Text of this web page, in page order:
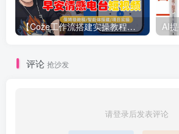
【Coze工作流搭建实操教程】【coze】早安情感电台日签视频还在手动做？用扣子工作流自动生成，省时90%
评论 抢沙发
请登录后发表评论